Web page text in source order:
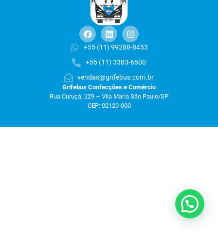
+55 (11) 99288-8453
+55 (11) 3383-6500
vendas@grifebus.com.br
Grifebus Confecções e Comércio
Rua Curuçá, 229 – Vila Maria São Paulo/SP
CEP: 02120-000